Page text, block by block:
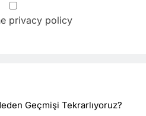
privacy policy
Geçmişi Tekrarlıyoruz?